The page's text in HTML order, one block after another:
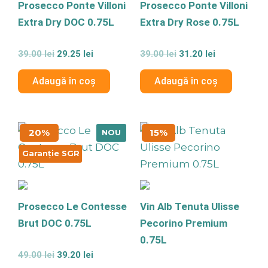
Prosecco Ponte Villoni
Extra Dry DOC 0.75L
Evaluat
0
39.00lei 29.25 lei
Adaugă în coș
Prosecco Ponte Villoni
Extra Dry Rose 0.75L
Evaluat
0
39.00lei 31.20 lei
Adaugă în coș
20%
Garanție SGR
NOU
Prosecco Le Contesse
Brut DOC 0.75L
Evaluat
49.00lei
Prețul
inițial
a
fost:
39.20 lei
Prețul
curent
este:
15%
Vin Alb Tenuta Ulisse
Pecorino Premium
0.75L
Prețul
a
fost:
Prețul
este: